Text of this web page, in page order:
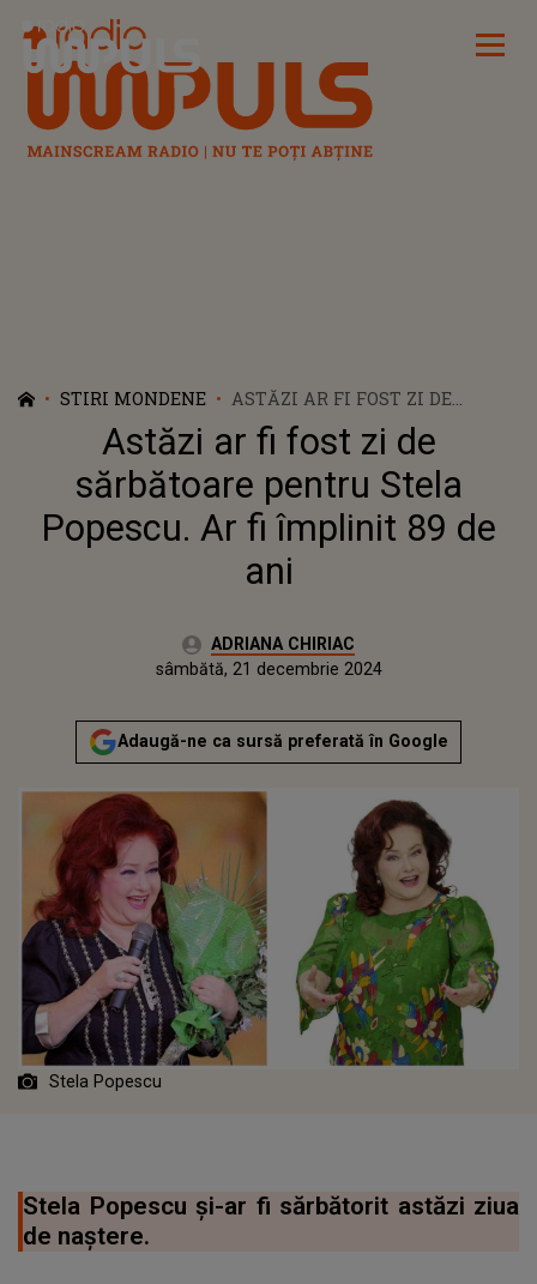
Radio Impuls
STIRI MONDENE
ASTĂZI AR FI FOST ZI DE
SĂRBĂTOARE PENTRU STELA
POPESCU. AR FI ÎMPLINIT 89 DE
ANI
Astăzi ar fi fost zi de
sărbătoare pentru Stela
Popescu. Ar fi împlinit 89 de
ani
Autor:ADRIANA CHIRIAC
sâmbătă, 21 decembrie 2024
Actualizat:
sâmbătă, 21 decembrie 2024
Adaugă-ne ca sursă preferată în Google
Stela Popescu
Stela Popescu și-ar fi sărbătorit astăzi ziua
de naștere.